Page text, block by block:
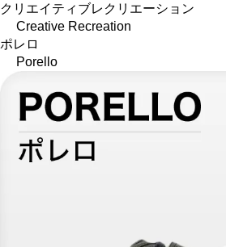
クリエイティブレクリエーション
Creative Recreation
ポレロ
Porello